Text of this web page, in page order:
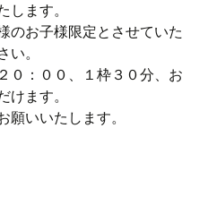
します。
のお子様限定とさせていた
。
：００、１枠３０分、お
けます。
願いいたします。